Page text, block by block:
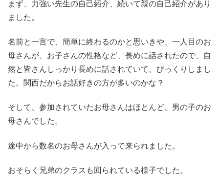
まず、力強い先生の自己紹介、続いて親の自己紹介があり
ました。
名前と一言で、簡単に終わるのかと思いきや、一人目のお
母さんが、お子さんの性格など、長めに話されたので、自
然と皆さんしっかり長めに話されていて、びっくりしまし
た。関西だからお話好きの方が多いのかな？
そして、参加されていたお母さんはほとんど、男の子のお
母さんでした。
途中から数名のお母さんが入って来られました。
おそらく兄弟のクラスも回られている様子でした。